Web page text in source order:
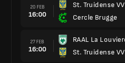
20 FEB
16:00
St. Truidense VV
Cercle Brugge
27 FEB
16:00
RAAL La
St. Truidense VV